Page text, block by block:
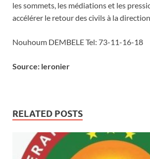
les sommets, les médiations et les
accélérer le retour des civils à la
Nouhoum DEMBELE Tel: 73-11-16-18
Source: leronier
RELATED POSTS